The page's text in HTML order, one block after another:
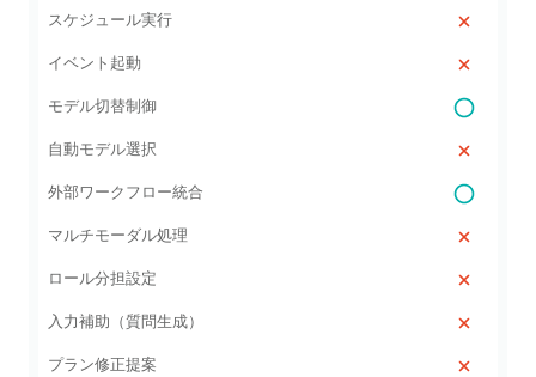
スケジュール実行
イベント起動
モデル切替制御
自動モデル選択
外部ワークフロー統合
マルチモーダル処理
ロール分担設定
入力補助（質問生成）
プラン修正提案